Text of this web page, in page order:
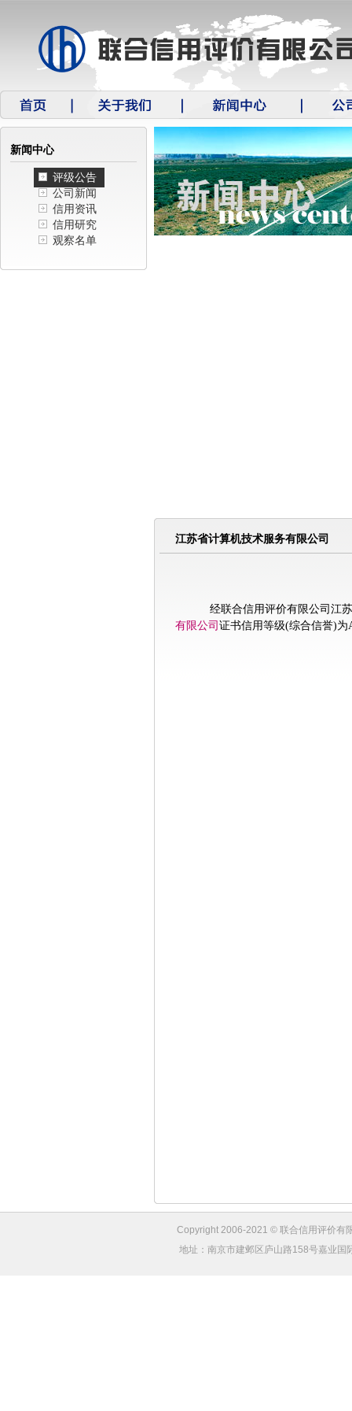
新闻中心
评级公告
公司新闻
信用资讯
信用研究
观察名单
江苏省计算机技术服务有限公司
经联合信用评价有限公司江苏
有限公司证书信用等级(综合信誉)为
Copyright 2006-2021 © 联合信用评价有
地址：南京市建邺区庐山路158号嘉业